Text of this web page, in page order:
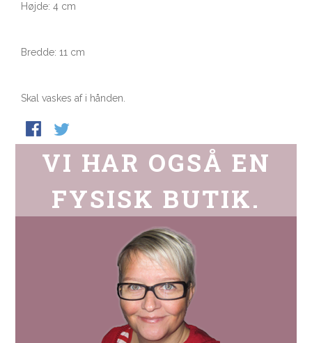
Højde: 4 cm
Bredde: 11 cm
Skal vaskes af i hånden.
VI HAR OGSÅ EN
FYSISK BUTIK.